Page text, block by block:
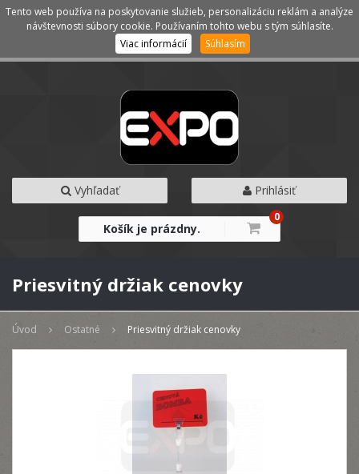
Kategórie Menu
Vyhľadať Prihlásiť
Košík je prázdny.
0
Priesvitný držiak cenovky
Úvod Ostatné Priesvitný držiak cenovky
Tento web používa na poskytovanie služieb, personalizáciu reklám a analýze
návštevnosti súbory cookie. Používaním tohto webu s tým súhlasíte.
Viac informácií
Súhlasím